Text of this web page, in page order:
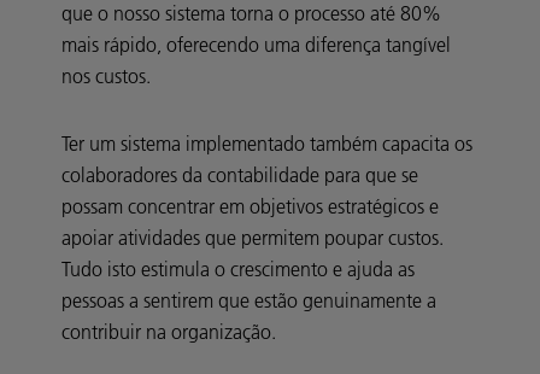
que o nosso sistema torna o processo até 80%
mais rápido, oferecendo uma diferença tangível
nos custos.
Ter um sistema implementado também capacita os
colaboradores da contabilidade para que se
possam concentrar em objetivos estratégicos e
apoiar atividades que permitem poupar custos.
Tudo isto estimula o crescimento e ajuda as
pessoas a sentirem que estão genuinamente a
contribuir na organização.